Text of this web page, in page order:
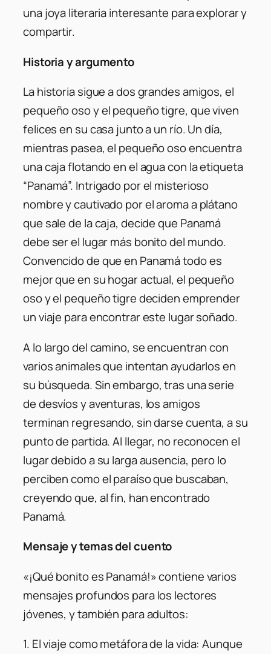
una joya literaria interesante para explorar y
compartir.
Historia y argumento
La historia sigue a dos grandes amigos, el
pequeño oso y el pequeño tigre, que viven
felices en su casa junto a un río. Un día,
mientras pasea, el pequeño oso encuentra
una caja flotando en el agua con la etiqueta
“Panamá”. Intrigado por el misterioso
nombre y cautivado por el aroma a plátano
que sale de la caja, decide que Panamá
debe ser el lugar más bonito del mundo.
Convencido de que en Panamá todo es
mejor que en su hogar actual, el pequeño
oso y el pequeño tigre deciden emprender
un viaje para encontrar este lugar soñado.
A lo largo del camino, se encuentran con
varios animales que intentan ayudarlos en
su búsqueda. Sin embargo, tras una serie
de desvíos y aventuras, los amigos
terminan regresando, sin darse cuenta, a su
punto de partida. Al llegar, no reconocen el
lugar debido a su larga ausencia, pero lo
perciben como el paraíso que buscaban,
creyendo que, al fin, han encontrado
Panamá.
Mensaje y temas del cuento
«¡Qué bonito es Panamá!» contiene varios
mensajes profundos para los lectores
jóvenes, y también para adultos:
1. El viaje como metáfora de la vida: Aunque